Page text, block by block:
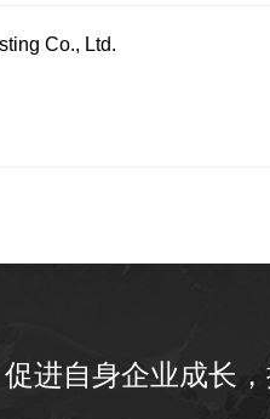
Co., Ltd.
进自身企业成长